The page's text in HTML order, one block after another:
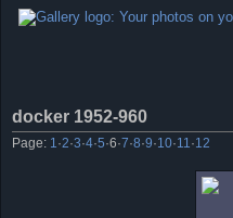
docker 1952-960
Page: 1 ·2·3·4·5·6·7·8·9·10·11 ·12